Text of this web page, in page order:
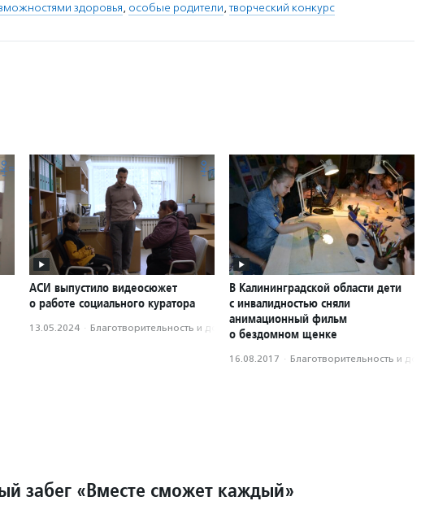
здоровья, особые родители,творческий конкурс
АСИ выпустило видеосюжет
о работе социального куратора
13.05.2024 · Благотвори­тель­ность и доброволь­чест­во
В Калининградской области дети
с инвалидностью сняли
анимационный фильм
о бездомном щенке
16.08.2017 · Благотвори­тель­ность и
забег «Вместе сможет каждый»